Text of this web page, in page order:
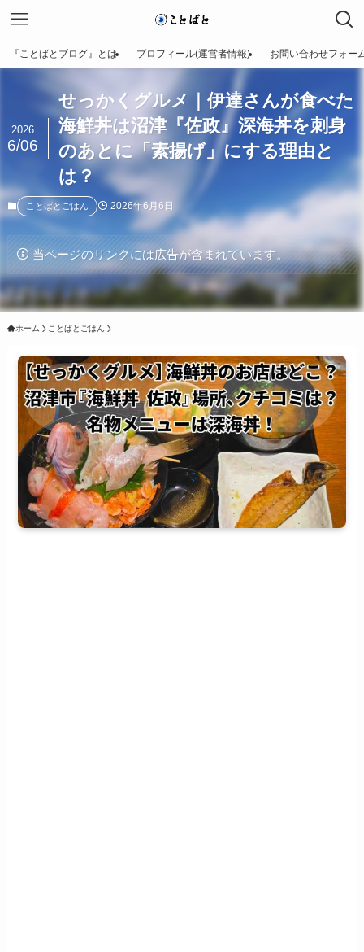
『ことばとブログ』とは プロフィール(運営者情報) お問い合わせフォー
せっかくグルメ｜伊達さんが食べた
海鮮丼は沼津『佐政』深海丼を刺身
のあとに「素揚げ」にする理由と
は？
2026
6/06
ことばとごはん 2026年6月6日
当ページのリンクには広告が含まれています。
ホーム ことばとごはん